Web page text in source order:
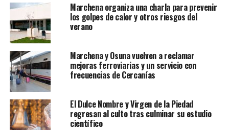
Marchena organiza una charla para prevenir
los golpes de calor y otros riesgos del
verano
Marchena y Osuna vuelven a reclamar
mejoras ferroviarias y un servicio con
frecuencias de Cercanías
El Dulce Nombre y Virgen de la Piedad
regresan al culto tras culminar su estudio
científico